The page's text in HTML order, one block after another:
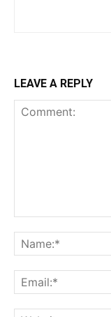
LEAVE A REPLY